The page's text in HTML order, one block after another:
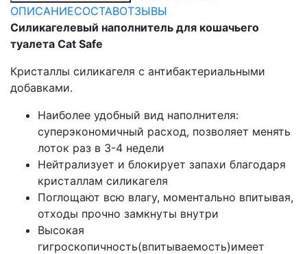
ОПИСАНИЕСОСТАВОТЗЫВЫ
Силикагелевый наполнитель для кошачьего
туалета Cat Safe
Кристаллы силикагеля с антибактериальными
добавками.
Наиболее удобный вид наполнителя:
суперэкономичный расход, позволяет менять
лоток раз в 3-4 недели
Нейтрализует и блокирует запахи благодаря
кристаллам силикагеля
Поглощают всю влагу, моментально впитывая,
отходы прочно замкнуты внутри
Высокая
гигроскопичность(впитываемость)имеет